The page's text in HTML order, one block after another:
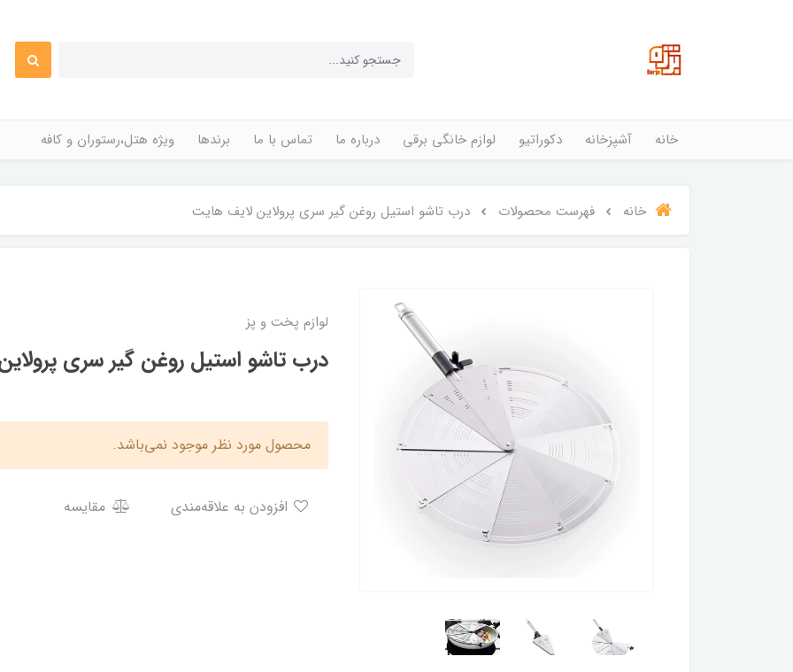
خانه آشپزخانه دکوراتیو لوازم خانگی برقی درباره ما تماس با ما برندها ویژه هتل،رستوران و کافه
خانه فهرست محصولات درب تاشو استیل روغن گیر سری پرولاین لایف هایت
لوازم پخت و پز
درب تاشو استیل روغن گیر سری
محصول مورد نظر موجود نمی‌باشد.
مقایسه